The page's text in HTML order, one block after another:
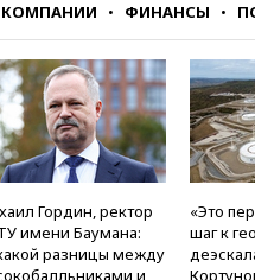
КОМПАНИИ ФИНАНСЫ
Гордин, ректор
имени Баумана:
разницы между
и
«Это
шаг к